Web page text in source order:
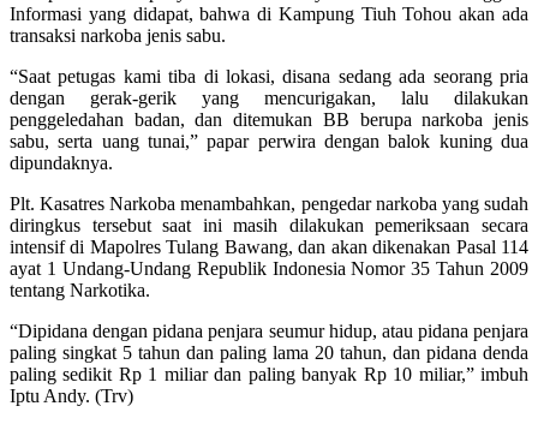
Informasi yang didapat, bahwa di Kampung Tiuh Tohou akan ada
transaksi narkoba jenis sabu.
“Saat petugas kami tiba di lokasi, disana sedang ada seorang pria
dengan gerak-gerik yang mencurigakan, lalu dilakukan
penggeledahan badan, dan ditemukan BB berupa narkoba jenis
sabu, serta uang tunai,” papar perwira dengan balok kuning dua
dipundaknya.
Plt. Kasatres Narkoba menambahkan, pengedar narkoba yang sudah
diringkus tersebut saat ini masih dilakukan pemeriksaan secara
intensif di Mapolres Tulang Bawang, dan akan dikenakan Pasal 114
ayat 1 Undang-Undang Republik Indonesia Nomor 35 Tahun 2009
tentang Narkotika.
“Dipidana dengan pidana penjara seumur hidup, atau pidana penjara
paling singkat 5 tahun dan paling lama 20 tahun, dan pidana denda
paling sedikit Rp 1 miliar dan paling banyak Rp 10 miliar,” imbuh
Iptu Andy. (Trv)